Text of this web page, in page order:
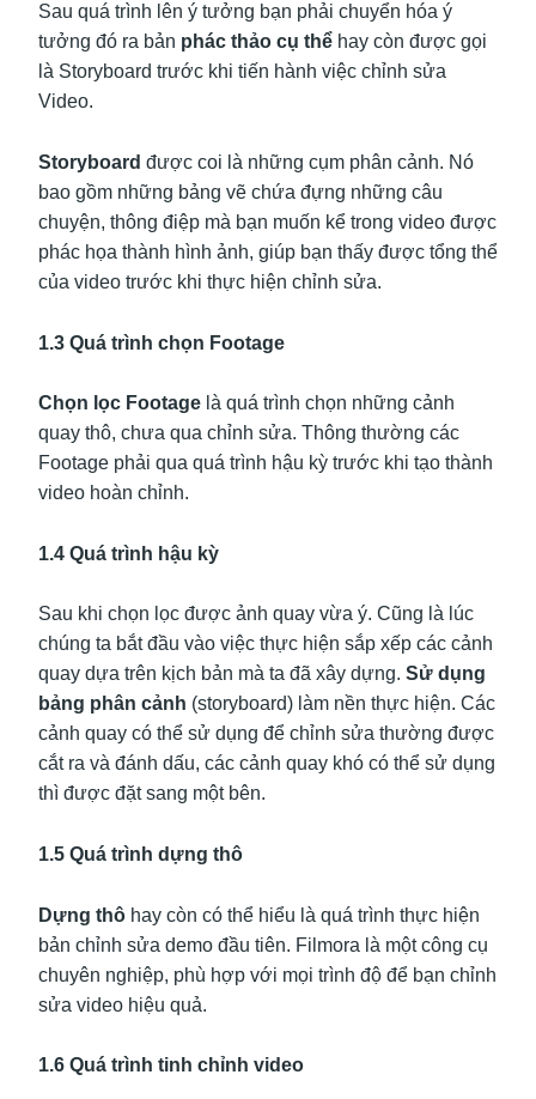
Sau quá trình lên ý tưởng bạn phải chuyển hóa ý
tưởng đó ra bản phác thảo cụ thể hay còn được gọi
là Storyboard trước khi tiến hành việc chỉnh sửa
Video.
Storyboard được coi là những cụm phân cảnh. Nó
bao gồm những bảng vẽ chứa đựng những câu
chuyện, thông điệp mà bạn muốn kể trong video được
phác họa thành hình ảnh, giúp bạn thấy được tổng thể
của video trước khi thực hiện chỉnh sửa.
1.3 Quá trình chọn Footage
Chọn lọc Footage là quá trình chọn những cảnh
quay thô, chưa qua chỉnh sửa. Thông thường các
Footage phải qua quá trình hậu kỳ trước khi tạo thành
video hoàn chỉnh.
1.4 Quá trình hậu kỳ
Sau khi chọn lọc được ảnh quay vừa ý. Cũng là lúc
chúng ta bắt đầu vào việc thực hiện sắp xếp các cảnh
quay dựa trên kịch bản mà ta đã xây dựng. Sử dụng
bảng phân cảnh (storyboard) làm nền thực hiện. Các
cảnh quay có thể sử dụng để chỉnh sửa thường được
cắt ra và đánh dấu, các cảnh quay khó có thể sử dụng
thì được đặt sang một bên.
1.5 Quá trình dựng thô
Dựng thô hay còn có thể hiểu là quá trình thực hiện
bản chỉnh sửa demo đầu tiên. Filmora là một công cụ
chuyên nghiệp, phù hợp với mọi trình độ để bạn chỉnh
sửa video hiệu quả.
1.6 Quá trình tinh chỉnh video